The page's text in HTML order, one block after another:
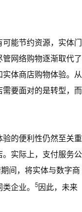
能节约资源，实体门
网络购物逐渐取代了
体商店购物体验。从
需要面对的是转型，而
的便利性仍然至关重
实际上，支付服务公
间，将实体与数字商
企业。
5 因此，未来